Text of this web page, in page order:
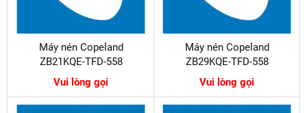
Máy nén Copeland
ZB21KQE-TFD-558
Vui lòng gọi
Máy nén Copeland
ZB29KQE-TFD-558
Vui lòng gọi